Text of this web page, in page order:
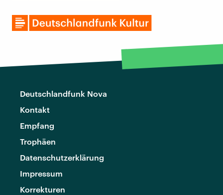
Deutschlandfunk Nova
Kontakt
Empfang
Trophäen
Datenschutzerklärung
Impressum
Korrekturen